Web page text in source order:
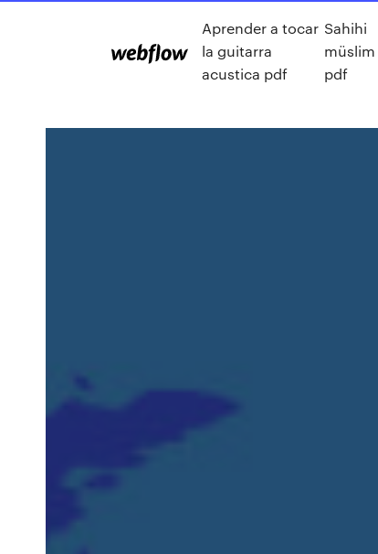
Aprender a tocar
la guitarra
acustica pdf
Sahihi
müslim
pdf